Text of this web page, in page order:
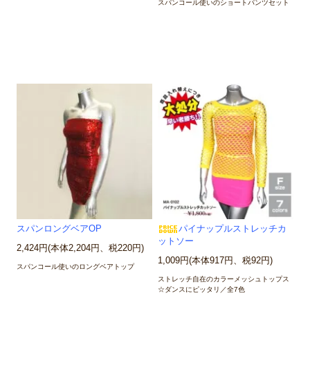
スパンコール使いのショートパンツセット
スパンロングベアOP
2,424円(本体2,204円、税220円)
スパンコール使いのロングベアトップ
パイナップルストレッチカ
ットソー
1,009円(本体917円、税92円)
ストレッチ自在のカラーメッシュトップス
☆ダンスにピッタリ／全7色